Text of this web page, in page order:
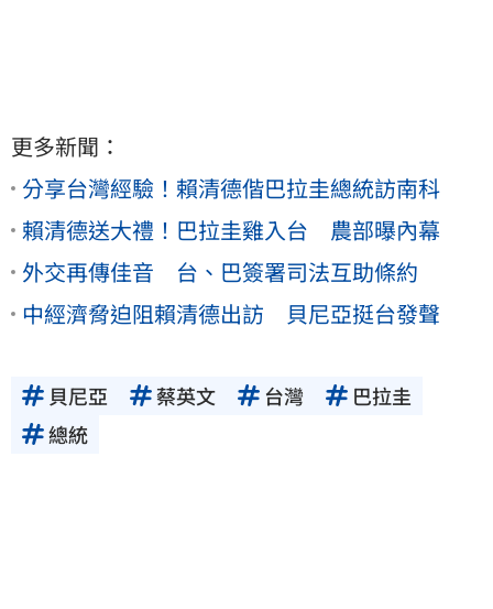
更多新聞：
分享台灣經驗！賴清德偕巴拉圭總統訪南科
賴清德送大禮！巴拉圭雞入台 農部曝內幕
外交再傳佳音 台、巴簽署司法互助條約
中經濟脅迫阻賴清德出訪 貝尼亞挺台發聲
貝尼亞 蔡英文 台灣
巴拉圭
總統